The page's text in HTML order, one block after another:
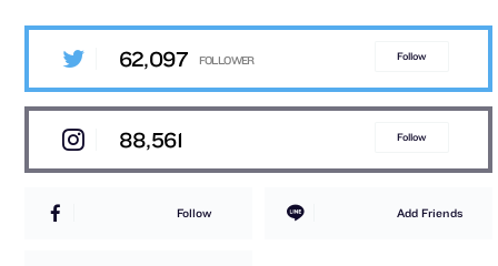
62,097 Follow
88,561 Follow
Follow Add Friends